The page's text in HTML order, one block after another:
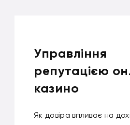
Управління
репутацією
казино
Як довіра впливає на